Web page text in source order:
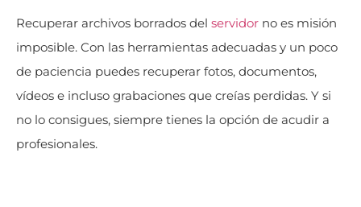
Recuperar archivos borrados del servidor no es misión
imposible. Con las herramientas adecuadas y un poco
de paciencia puedes recuperar fotos, documentos,
vídeos e incluso grabaciones que creías perdidas. Y si
no lo consigues, siempre tienes la opción de acudir a
profesionales.